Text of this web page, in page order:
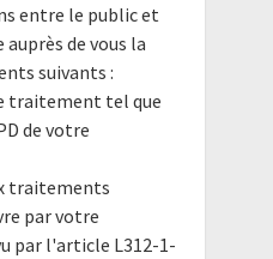
entre le public et
de vous la
suivants :
traitement tel que
de votre
traitements
par votre
par l'article L312-1-